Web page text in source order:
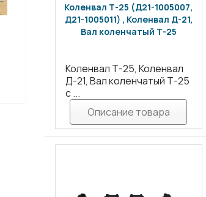
Коленвал Т-25 (Д21-1005007,
Д21-1005011) , Коленвал Д-21,
Вал коленчатый Т-25
Коленвал Т-25, Коленвал
Д-21, Вал коленчатый Т-25
с ...
Описание товара